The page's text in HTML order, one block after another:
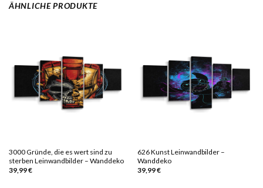
ÄHNLICHE PRODUKTE
3000 Gründe, die es wert sind zu
sterben Leinwandbilder – Wanddeko
39,99€
626 Kunst Leinwandbilder –
Wanddeko
39,99€